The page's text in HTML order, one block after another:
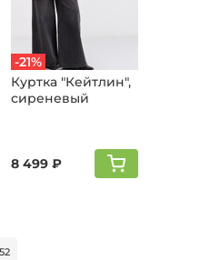
-21%
Куртка "Кейтлин",
сиреневый
8 499 ₽